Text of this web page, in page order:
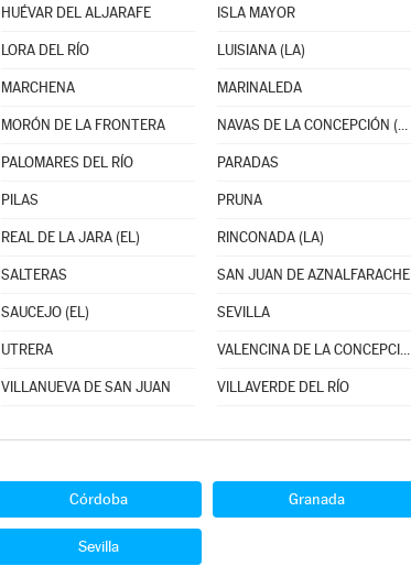
HUÉVAR DEL ALJARAFE ISLA MAYOR
LORA DEL RÍO LUISIANA (LA)
MARCHENA MARINALEDA
MORÓN DE LA FRONTERA NAVAS DE LA CONCEPCIÓN (LAS)
PALOMARES DEL RÍO PARADAS
PILAS PRUNA
REAL DE LA JARA (EL) RINCONADA (LA)
SALTERAS SAN JUAN DE AZNALFARACHE
SAUCEJO (EL) SEVILLA
UTRERA VALENCINA DE LA CONCEPCIÓN
VILLANUEVA DE SAN JUAN VILLAVERDE DEL RÍO
Córdoba Granada
Sevilla